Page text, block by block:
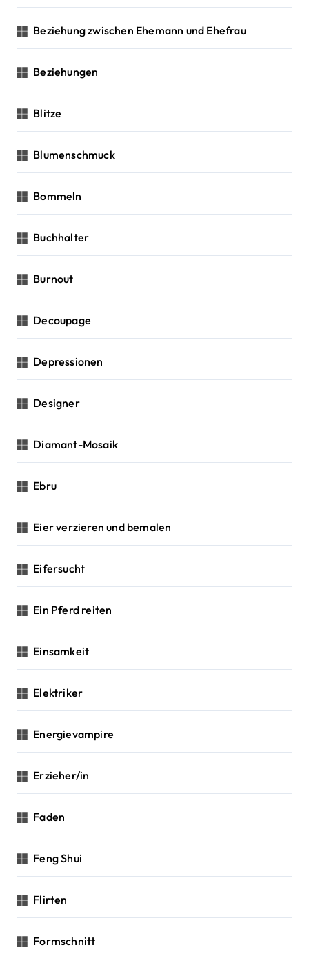
Beziehung zwischen Ehemann und Ehefrau
Beziehungen
Blitze
Blumenschmuck
Bommeln
Buchhalter
Burnout
Decoupage
Depressionen
Designer
Diamant-Mosaik
Ebru
Eier verzieren und bemalen
Eifersucht
Ein Pferd reiten
Einsamkeit
Elektriker
Energievampire
Erzieher/in
Faden
Feng Shui
Flirten
Formschnitt